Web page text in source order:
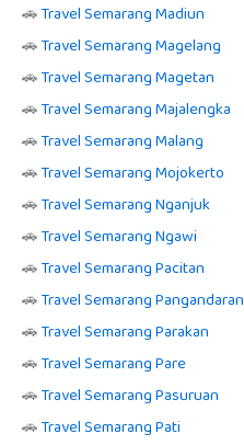
🚗Travel Semarang Madiun
🚗Travel Semarang Magelang
🚗Travel Semarang Magetan
🚗Travel Semarang Majalengka
🚗Travel Semarang Malang
🚗Travel Semarang Mojokerto
🚗Travel Semarang Nganjuk
🚗Travel Semarang Ngawi
🚗Travel Semarang Pacitan
🚗Travel Semarang Pangandaran
🚗Travel Semarang Parakan
🚗Travel Semarang Pare
🚗Travel Semarang Pasuruan
🚗Travel Semarang Pati